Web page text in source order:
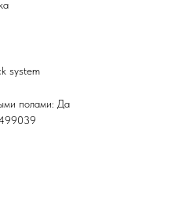
system
полами: Да